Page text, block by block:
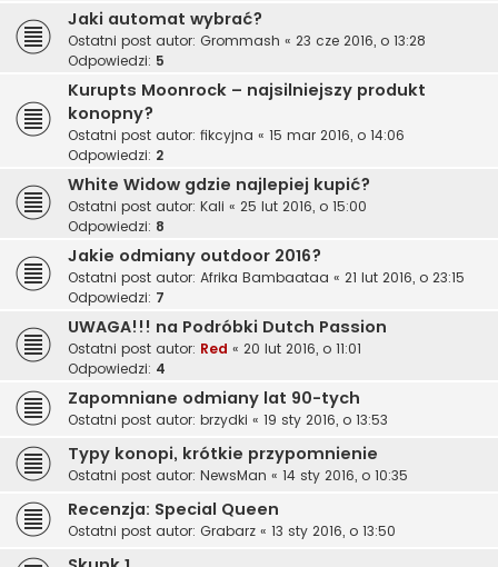
Jaki automat wybrać?
Ostatni post autor: Grommash « 23 cze 2016, o 13:28
Odpowiedzi: 5
Kurupts Moonrock – najsilniejszy produkt
konopny?
Ostatni post autor: fikcyjna « 15 mar 2016, o 14:06
Odpowiedzi: 2
White Widow gdzie najlepiej kupić?
Ostatni post autor: Kali « 25 lut 2016, o 15:00
Odpowiedzi: 8
Jakie odmiany outdoor 2016?
Ostatni post autor: Afrika Bambaataa « 21 lut 2016, o 23:15
Odpowiedzi: 7
UWAGA!!! na Podróbki Dutch Passion
Ostatni post autor: Red « 20 lut 2016, o 11:01
Odpowiedzi: 4
Zapomniane odmiany lat 90-tych
Ostatni post autor: brzydki « 19 sty 2016, o 13:53
Typy konopi, krótkie przypomnienie
Ostatni post autor: NewsMan « 14 sty 2016, o 10:35
Recenzja: Special Queen
Ostatni post autor: Grabarz « 13 sty 2016, o 13:50